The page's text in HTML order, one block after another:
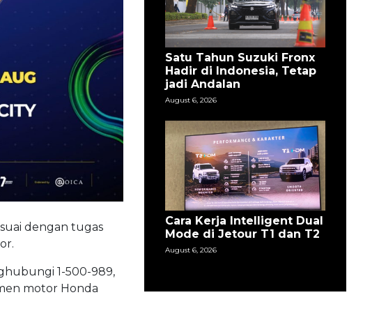
dengan tugas
1-500-989,
motor Honda
Satu Tahun Suzuki Fronx
Hadir di Indonesia, Tetap
jadi Andalan
August 6, 2026
Cara Kerja Intelligent Dual
Mode di Jetour T1 dan T2
August 6, 2026